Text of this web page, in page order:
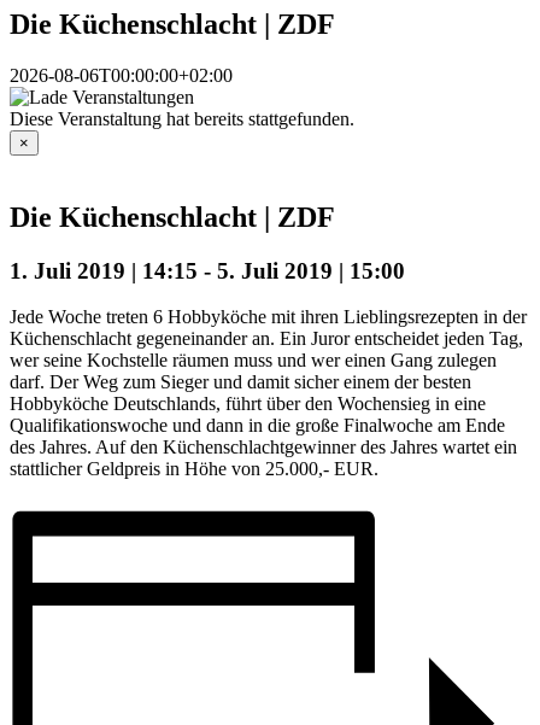
Die Küchenschlacht | ZDF
2026-08-06T00:00:00+02:00
Diese Veranstaltung hat bereits stattgefunden.
×
Die Küchenschlacht | ZDF
1. Juli 2019 | 14:15 - 5. Juli 2019 | 15:00
Jede Woche treten 6 Hobbyköche mit ihren Lieblingsrezepten in der
Küchenschlacht gegeneinander an. Ein Juror entscheidet jeden Tag,
wer seine Kochstelle räumen muss und wer einen Gang zulegen
darf. Der Weg zum Sieger und damit sicher einem der besten
Hobbyköche Deutschlands, führt über den Wochensieg in eine
Qualifikationswoche und dann in die große Finalwoche am Ende
des Jahres. Auf den Küchenschlachtgewinner des Jahres wartet ein
stattlicher Geldpreis in Höhe von 25.000,- EUR.